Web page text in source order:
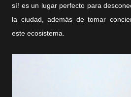
sí! es un lugar perfecto para
la ciudad, además de tomar
este ecosistema.